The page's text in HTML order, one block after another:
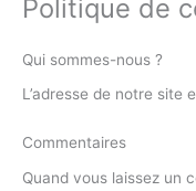
Politique de
Qui sommes-nous ?
L’adresse de notre
Commentaires
Quand vous laissez un